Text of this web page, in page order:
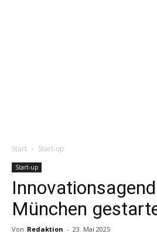
Start Start-up
Start-up
München
Von Redaktion - 23. Mai 2025